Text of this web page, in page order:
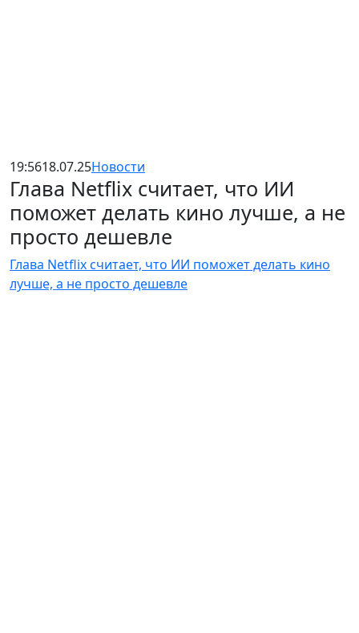
19:5618.07.25Новости
Глава Netflix считает, что ИИ
поможет делать кино лучше, а не
просто дешевле
Глава Netflix считает, что ИИ поможет делать кино
лучше, а не просто дешевле